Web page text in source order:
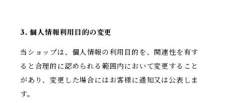
3. 個人情報利用目的の変更
当ショップは、個人情報の利用目的を、関連性を有す
ると合理的に認められる範囲内において変更すること
があり、変更した場合にはお客様に通知又は公表しま
す。